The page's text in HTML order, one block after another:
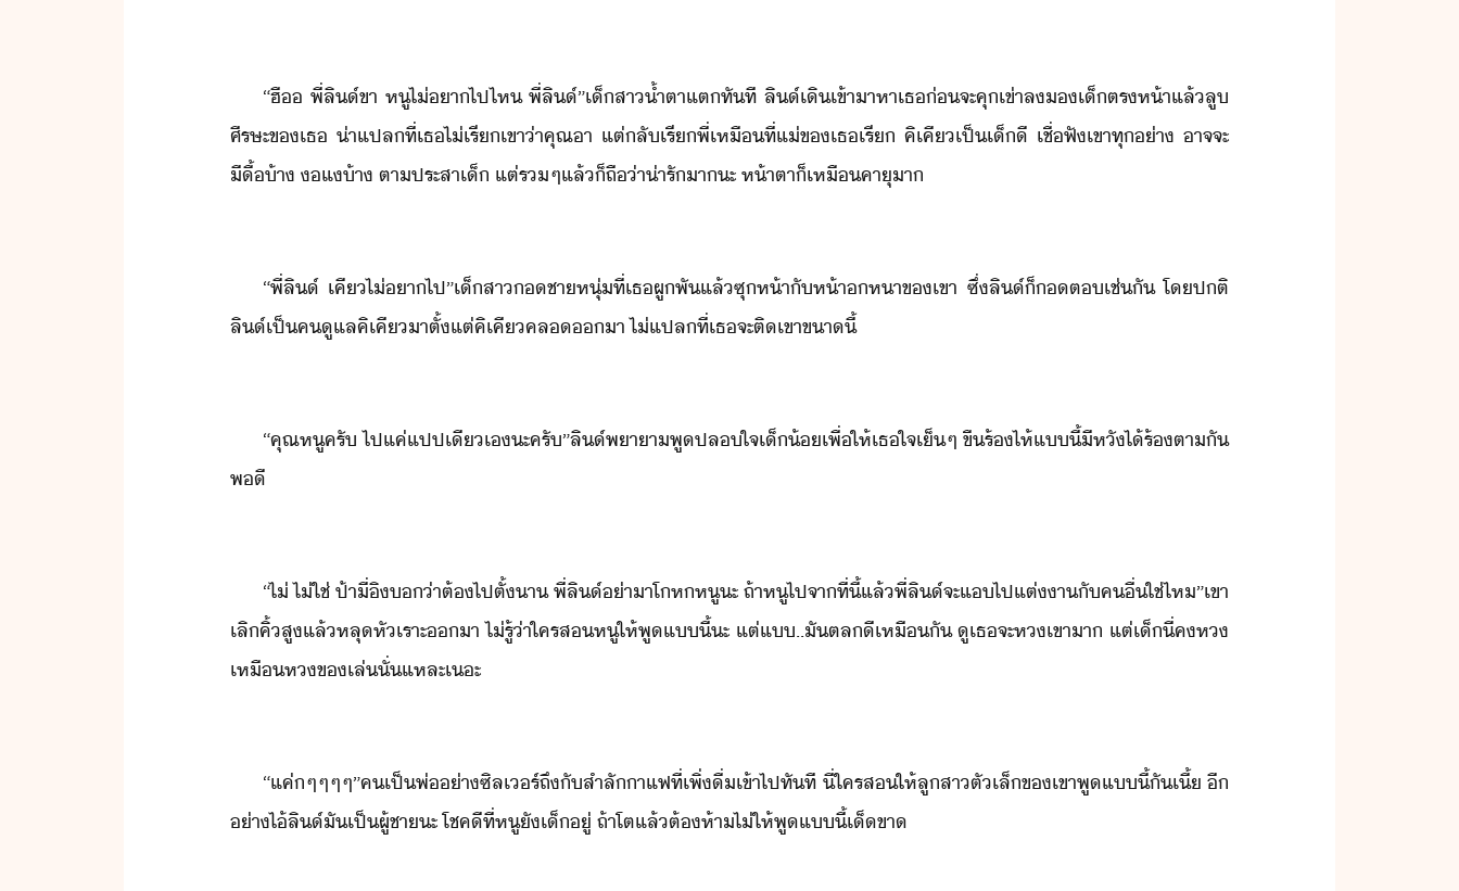
“​ฮื​ ​พี่​ลิ​์​ขา​ ​หู​ไ่​า​ไป​ไห​ ​พี่​ลิ​์​”​เ็สา​้ำตา​แต​ทัที​ ​ลิ​์​เิ​เข้าา​หา​เธ​่​จะ​คุเข่า​ล​​เ็​ตรห้า​แล้​ลู​
ศีรษะ​ข​เธ​ ​่าแปล​ที่​เธ​ไ่​เรี​เขา​่า​คุณา​ ​แต่ลั​เรี​พี่​เหื​ที่​แ่​ข​เธ​เรี​ ​คิ​เคี​เป็​เ็ี​ ​เชื่ฟั​เขา​ทุ่า​ ​าจจะ​
ีื​้​​้า​ ​แ​้า​ ​ตาประสา​เ็​ ​แต่​ร​ๆ​แล้็​ถื่า​่ารั​า​ะ​ ​ห้าตา​็​เหื​คาุ​า
“​พี่​ลิ​์​ ​เคี​ไ่​า​ไป​”​เ็สา​​ชาหุ่​ที่​เธ​ผูพั​แล้​ซุ​ห้า​ั​ห้า​หา​ข​เขา​ ​ซึ่​ลิ​์​็​​ต​เช่ั​ ​โปติ​
ลิ​์​เป็​คู​แลคิ​เคี​าตั​้​แต่​คิ​เคี​คล​า​ ​ไ่​แปลที่​เธ​จะ​ติ​เขา​ขา​ี้
“​คุณหู​ครั​ ​ไป​แค่​แปป​เี​เ​ะ​ครั​”​ลิ​์​พาา​พู​ปลใจ​เ็้​เพื่ให้​เธ​ใจเ็​ๆ​ ​ขื​ร้ไห้​แี้​ีหั​ไ้​ร้​ตา​ั​
พี
“​ไ่​ ​ไ่ใช่​ ​ป้า​ี่​ิ​่า​ต้​ไป​ตั้​า​ ​พี่​ลิ​์​่า​า​โห​หู​ะ​ ​ถ้า​หู​ไป​จา​ที่​ี้​แล้​พี่​ลิ​์​จะ​แ​ไป​แต่า​ั​คื่​ใช่ไห​”​เขา​
เลิ​คิ้​สู​แล้​หลุ​หัเราะ​า​ ​ไ่รู้​่า​ใคร​ส​หู​ให้​พู​แี้​ะ​ ​แต่​แ​..​ัต​ล​ี​เหืั​ ​ู​เธ​จะ​ห​เขา​า​ ​แต่​เ็​ี่​ค​ห​
เหื​ห​ขเล่​ั่แหละ​เะ
“​แค่​ๆ​ๆ​ๆ​ๆ​”​ค​เป็​พ่​่า​ซิลเร์​ถึั​สำลั​าแฟ​ที่​เพิ่​ื่​เข้าไป​ทัที​ ​ี่​ใคร​ส​ให้​ลูสา​ตัเล็​ข​เขา​พู​แี้​ั​เี​้​ ​ี​
่า​ไ้​ลิ​์​ั​เป็​ผู้ชา​ะ​ ​โชคี​ที่​หู​ั​เ็​ู่​ ​ถ้า​โต​แล้​ต้ห้า​ไ่​ให้​พู​แี้​เ็ขา